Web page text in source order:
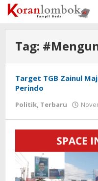
Lewati
ke
konten
Tag:
Target TGB Zainul
Perindo
Politik, Terbaru